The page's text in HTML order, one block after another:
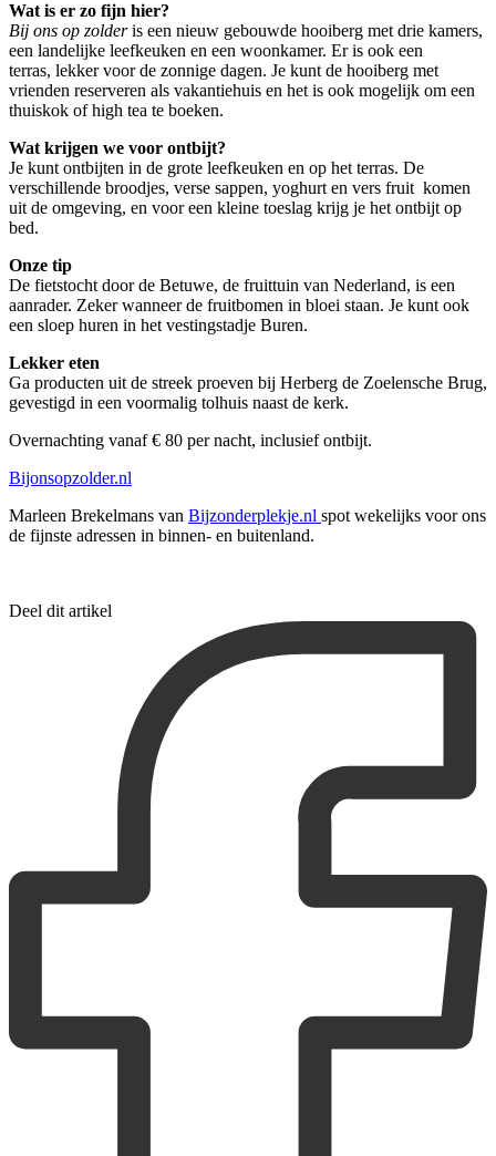
Wat is er zo fijn hier?
Bij ons op zolderis een nieuw gebouwde hooiberg met drie kamers,
een landelijke leefkeuken en een woonkamer. Er is ook een
terras, lekker voor de zonnige dagen. Je kunt de hooiberg met
vrienden reserveren als vakantiehuis en het is ook mogelijk om een
thuiskok of high tea te boeken.
Wat krijgen we voor ontbijt?
Je kunt ontbijten in de grote leefkeuken en op het terras. De
verschillende broodjes, verse sappen, yoghurt en vers fruit komen
uit de omgeving, en voor een kleine toeslag krijg je het ontbijt op
bed.
Onze tip
De fietstocht door de Betuwe, de fruittuin van Nederland, is een
aanrader. Zeker wanneer de fruitbomen in bloei staan. Je kunt ook
een sloep huren in het vestingstadje Buren.
Lekker eten
Ga producten uit de streek proeven bij Herberg de Zoelensche Brug,
gevestigd in een voormalig tolhuis naast de kerk.
Overnachting vanaf € 80 per nacht, inclusief ontbijt.
Bijonsopzolder.nl
Marleen Brekelmans van Bijzonderplekje.nl spot wekelijks voor ons
de fijnste adressen in binnen- en buitenland.
Deel dit artikel